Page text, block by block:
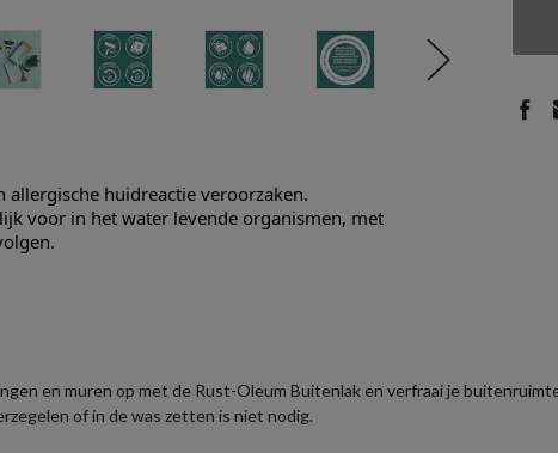
allergische huidreactie veroorzaken.
voor in het water levende organismen, met
en muren op met de Rust-Oleum Buitenlak en verfraai je
of in de was zetten is niet nodig.